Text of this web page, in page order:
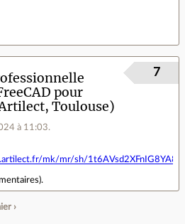
pour
Toulouse)
à 11:03.
7
mk/mr/sh/
).
›